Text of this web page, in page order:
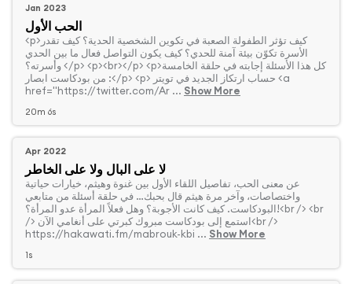
Jan 2023
الحب الأول
الأسرة تكوّن بيئة آمنة للحدي؟ كيف يكون التواصل فعال ما بين الحدي
وأسرته؟ </p> <p><br></p> <p>كل هذا الأسئلة إجابته في حلقة الخامسة
من بودكاست ابصار :</p> <p> حساب ارتكاز الجديد في تويتر <a
href="https://twitter.com/Ar ... Show More
20m 6s
Apr 2022
لا على البال ولا على الخاطر
‏عن معنى الحب، تفاصيل اللقاء الأول بين غنوة وهيثم، خيارات حياتية
واختصاصات، وآخر مرة هيثم قال بحبك… في حلقة أسئلة من متابعي
البودكاست. كيف كانت الأجوبة؟ وهل فعلاً المرأة عدو المرأة؟!<br /> <br
/> استمع إلى بودكاست مبروك كبرتي على أنغامي الآن<br />
https://hakawati.fm/mabrouk-kbi ... Show More
1s